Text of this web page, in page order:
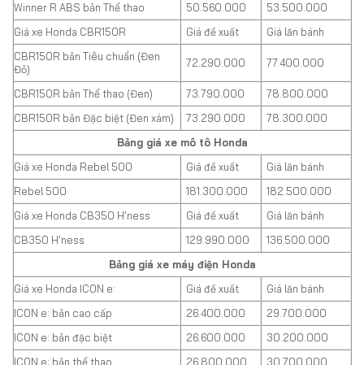
Winner R ABS bản Thể thao
50.560.000
53.500.000
Giá xe Honda CBR150R
Giá đề xuất
Giá lăn bánh
CBR150R bản Tiêu chuẩn (Đen
Đỏ)
72.290.000 77.400.000
CBR150R bản Thể thao (Đen) 73.790.000
78.800.000
CBR150R bản Đặc biệt (Đen xám)
73.290.000
78.300.000
Bảng giá xe mô tô Honda
Giá xe Honda Rebel 500
Giá đề xuất
Giá lăn bánh
Rebel 500
181.300.000
182.500.000
Giá xe Honda CB350 H’ness
Giá đề xuất
Giá lăn bánh
CB350 H’ness
129.990.000
136.500.000
Bảng giá xe máy điện Honda
Giá xe Honda ICON e:
Giá đề xuất
Giá lăn bánh
ICON e: bản cao cấp
26.400.000
29.700.000
ICON e: bản đặc biệt
26.600.000
30.200.000
ICON e: bản thể thao
26.800.000 30.700.000